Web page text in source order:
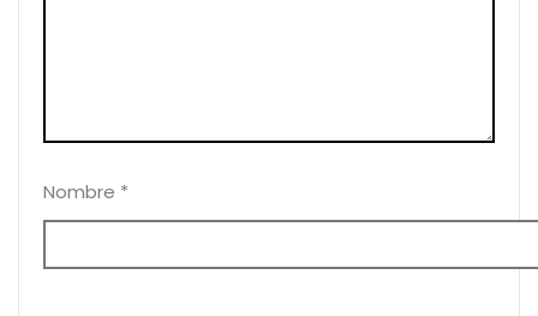
Nombre *